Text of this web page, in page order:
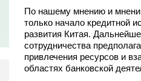
По нашему мнению и
только начало кредитной
развития Китая.
сотрудничества
привлечения ресурсов и
областях банковской